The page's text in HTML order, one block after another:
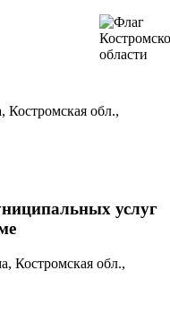
Костромская обл.,
услуг
Костромская обл.,